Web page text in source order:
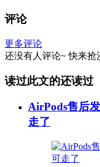
评论
更多评论
还没有人评论~ 快来抢
读过此文的还读过
AirPods售后
走了